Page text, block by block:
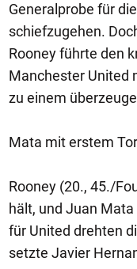
Generalprobe für
schiefzugehen.
Rooney führte den
Manchester United
zu einem
Mata mit erstem
Rooney (20., 45./
hält, und Juan
für United drehten
setzte Javier